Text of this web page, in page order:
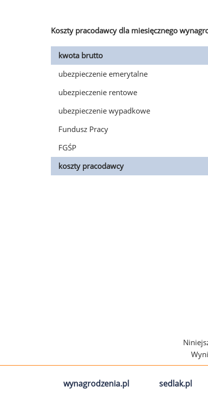
Koszty pracodawcy dla miesięcznego
kwota brutto
ubezpieczenie emerytalne
ubezpieczenie rentowe
ubezpieczenie wypadkowe
Fundusz Pracy
FGŚP
koszty pracodawcy
wynagrodzenia.pl sedlak.pl